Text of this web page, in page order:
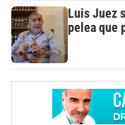
Luis Juez
pelea que